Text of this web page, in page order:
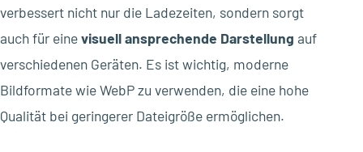
verbessert nicht nur die Ladezeiten, sondern sorgt
auch für einevisuell ansprechende Darstellung auf
verschiedenen Geräten. Es ist wichtig, moderne
Bildformate wie WebP zu verwenden, die eine hohe
Qualität bei geringerer Dateigröße ermöglichen.